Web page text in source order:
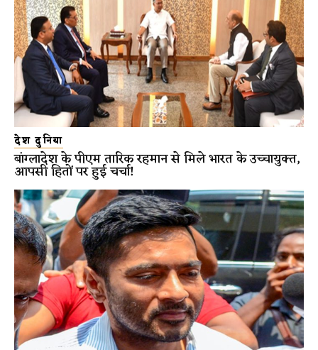
देश दुनिया
बांग्लादेश के पीएम तारिक रहमान से मिले भारत के उच्चायुक्त,
आपसी हितों पर हुई चर्चा!